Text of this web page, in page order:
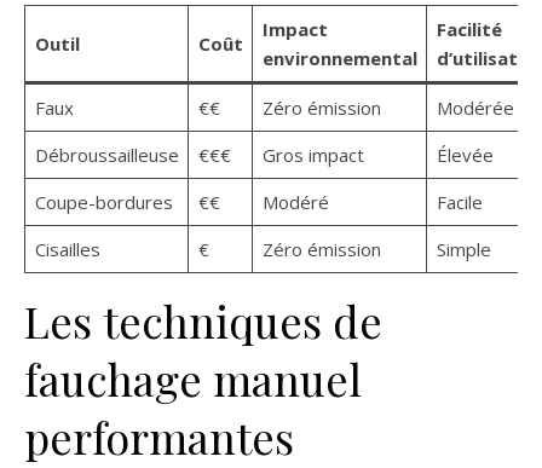
Outil Coût
Impact
environnemental
Facilité
Faux €€ Zéro émission
Modérée
Débroussailleuse
€€€ Gros impact
Élevée
Coupe-bordures
€€ Modéré
Facile
Cisailles
€ Zéro émission Simple
Les techniques de
fauchage manuel
performantes